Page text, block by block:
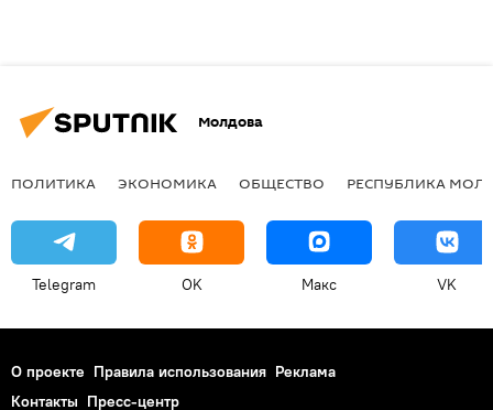
Молдова
ПОЛИТИКА ЭКОНОМИКА ОБЩЕСТВО РЕСПУБЛИКА
Telegram OK Макс VK
О проекте Правила использования Реклама
Контакты Пресс-центр